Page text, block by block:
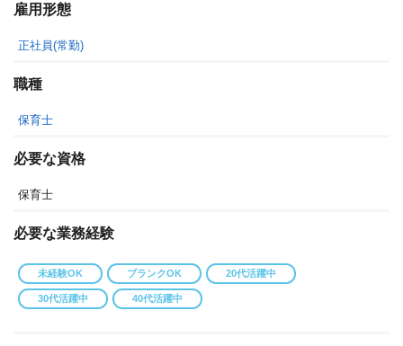
雇用形態
正社員(常勤)
職種
保育士
必要な資格
保育士
必要な業務経験
未経験OK ブランクOK 20代活躍中
30代活躍中 40代活躍中